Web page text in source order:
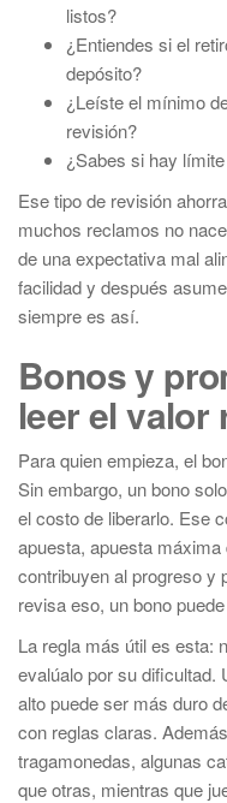
listos?
¿Entiendes si el
depósito?
¿Leíste el mínimo
revisión?
¿Sabes si hay
Ese tipo de revisión
muchos reclamos no
de una expectativa mal
facilidad y después
siempre es así.
Bonos y
leer el valor
Para quien empieza, el
Sin embargo, un bono
el costo de liberarlo. Ese
apuesta, apuesta
contribuyen al progreso y
revisa eso, un bono
La regla más útil es esta:
evalúalo por su dificultad.
alto puede ser más duro
con reglas claras.
tragamonedas, algunas
que otras, mientras que